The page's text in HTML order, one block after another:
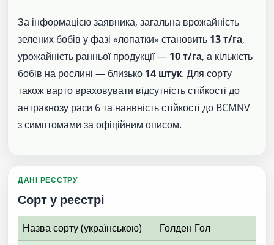
За інформацією заявника, загальна врожайність
зелених бобів у фазі «лопатки» становить 13 т/га,
урожайність ранньої продукції — 10 т/га, а кількість
бобів на рослині — близько 14 штук. Для сорту
також варто враховувати відсутність стійкості до
антракнозу раси 6 та наявність стійкості до BCMNV
з симптомами за офіційним описом.
ДАНІ РЕЄСТРУ
Сорт у реєстрі
Назва сорту (українською)
Голден Гол